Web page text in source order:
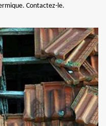
Contactez-le.